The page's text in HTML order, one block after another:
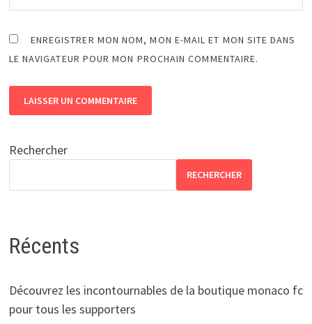
ENREGISTRER MON NOM, MON E-MAIL ET MON SITE DANS
LE NAVIGATEUR POUR MON PROCHAIN COMMENTAIRE.
Rechercher
RECHERCHER
Récents
Découvrez les incontournables de la boutique monaco fc
pour tous les supporters